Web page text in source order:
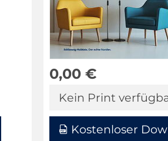
0,00 €
Kein Print
Kostenloser